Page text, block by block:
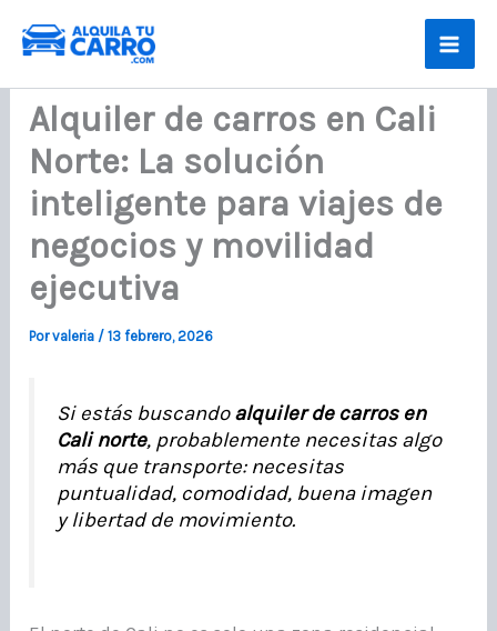
contenido
Alquiler de carros en Cali
Norte: La solución
inteligente para viajes de
negocios y movilidad
ejecutiva
Porvaleria /13 febrero, 2026
Si estás buscandoalquiler de carros en
Cali norte, probablemente necesitas algo
más que transporte: necesitas
puntualidad, comodidad, buena imagen
y libertad de movimiento.